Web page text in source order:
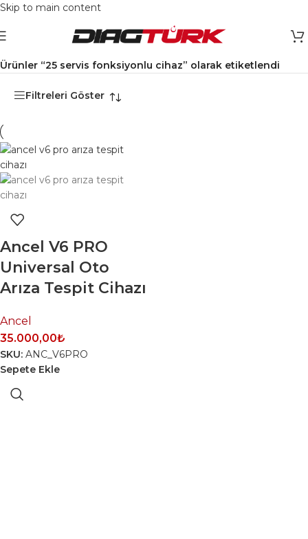
Skip to main content
Ürünler “25 servis fonksiyonlu cihaz” olarak etiketlendi
Filtreleri Göster
Ancel V6 PRO
Universal Oto
Arıza Tespit Cihazı
Ancel
35.000,00₺
SKU: ANC_V6PRO
Sepete Ekle